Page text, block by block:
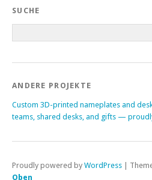
SUCHE
ANDERE PROJEKTE
Custom 3D-printed nameplates and
teams, shared desks, and gifts —
Proudly powered by WordPress
Oben